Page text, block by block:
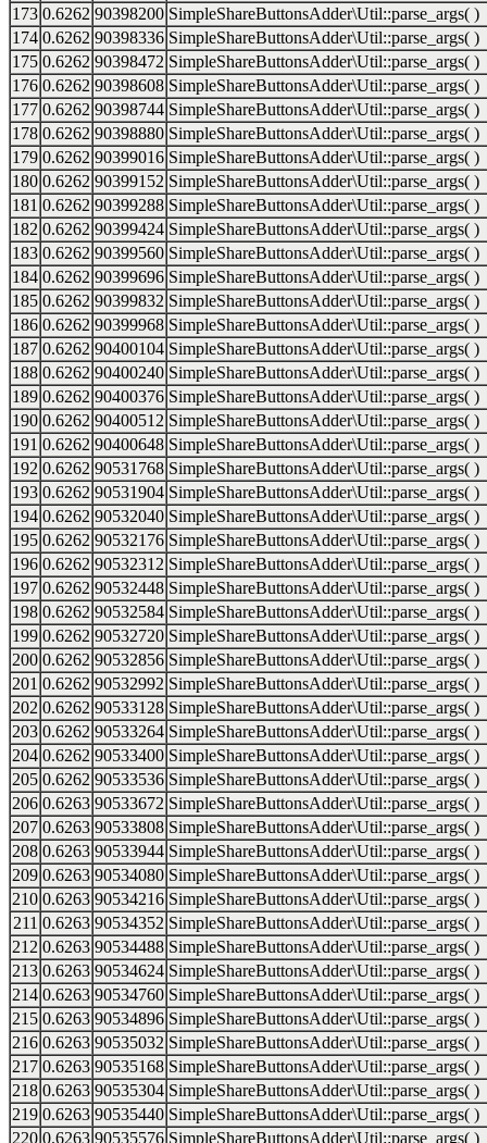
173 0.6262 90398200 SimpleShareButtonsAdder\Util::parse_args( )
174 0.6262 90398336 SimpleShareButtonsAdder\Util::parse_args( )
175 0.6262 90398472 SimpleShareButtonsAdder\Util::parse_args( )
176 0.6262 90398608 SimpleShareButtonsAdder\Util::parse_args( )
177 0.6262 90398744 SimpleShareButtonsAdder\Util::parse_args( )
178 0.6262 90398880 SimpleShareButtonsAdder\Util::parse_args( )
179 0.6262 90399016 SimpleShareButtonsAdder\Util::parse_args( )
180 0.6262 90399152 SimpleShareButtonsAdder\Util::parse_args( )
181 0.6262 90399288 SimpleShareButtonsAdder\Util::parse_args( )
182 0.6262 90399424 SimpleShareButtonsAdder\Util::parse_args( )
183 0.6262 90399560 SimpleShareButtonsAdder\Util::parse_args( )
184 0.6262 90399696 SimpleShareButtonsAdder\Util::parse_args( )
185 0.6262 90399832 SimpleShareButtonsAdder\Util::parse_args( )
186 0.6262 90399968 SimpleShareButtonsAdder\Util::parse_args( )
187 0.6262 90400104 SimpleShareButtonsAdder\Util::parse_args( )
188 0.6262 90400240 SimpleShareButtonsAdder\Util::parse_args( )
189 0.6262 90400376 SimpleShareButtonsAdder\Util::parse_args( )
190 0.6262 90400512 SimpleShareButtonsAdder\Util::parse_args( )
191 0.6262 90400648 SimpleShareButtonsAdder\Util::parse_args( )
192 0.6262 90531768 SimpleShareButtonsAdder\Util::parse_args( )
193 0.6262 90531904 SimpleShareButtonsAdder\Util::parse_args( )
194 0.6262 90532040 SimpleShareButtonsAdder\Util::parse_args( )
195 0.6262 90532176 SimpleShareButtonsAdder\Util::parse_args( )
196 0.6262 90532312 SimpleShareButtonsAdder\Util::parse_args( )
197 0.6262 90532448 SimpleShareButtonsAdder\Util::parse_args( )
198 0.6262 90532584 SimpleShareButtonsAdder\Util::parse_args( )
199 0.6262 90532720 SimpleShareButtonsAdder\Util::parse_args( )
200 0.6262 90532856 SimpleShareButtonsAdder\Util::parse_args( )
201 0.6262 90532992 SimpleShareButtonsAdder\Util::parse_args( )
202 0.6262 90533128 SimpleShareButtonsAdder\Util::parse_args( )
203 0.6262 90533264 SimpleShareButtonsAdder\Util::parse_args( )
204 0.6262 90533400 SimpleShareButtonsAdder\Util::parse_args( )
205 0.6262 90533536 SimpleShareButtonsAdder\Util::parse_args( )
206 0.6263 90533672 SimpleShareButtonsAdder\Util::parse_args( )
207 0.6263 90533808 SimpleShareButtonsAdder\Util::parse_args( )
208 0.6263 90533944 SimpleShareButtonsAdder\Util::parse_args( )
209 0.6263 90534080 SimpleShareButtonsAdder\Util::parse_args( )
210 0.6263 90534216 SimpleShareButtonsAdder\Util::parse_args( )
211 0.6263 90534352 SimpleShareButtonsAdder\Util::parse_args( )
212 0.6263 90534488 SimpleShareButtonsAdder\Util::parse_args( )
213 0.6263 90534624 SimpleShareButtonsAdder\Util::parse_args( )
214 0.6263 90534760 SimpleShareButtonsAdder\Util::parse_args( )
215 0.6263 90534896 SimpleShareButtonsAdder\Util::parse_args( )
216 0.6263 90535032 SimpleShareButtonsAdder\Util::parse_args( )
217 0.6263 90535168 SimpleShareButtonsAdder\Util::parse_args( )
218 0.6263 90535304 SimpleShareButtonsAdder\Util::parse_args( )
219 0.6263 90535440 SimpleShareButtonsAdder\Util::parse_args( )
220 0.6263 90535576 SimpleShareButtonsAdder\Util::parse_args( )